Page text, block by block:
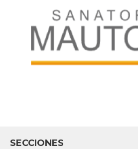
SECCIONES